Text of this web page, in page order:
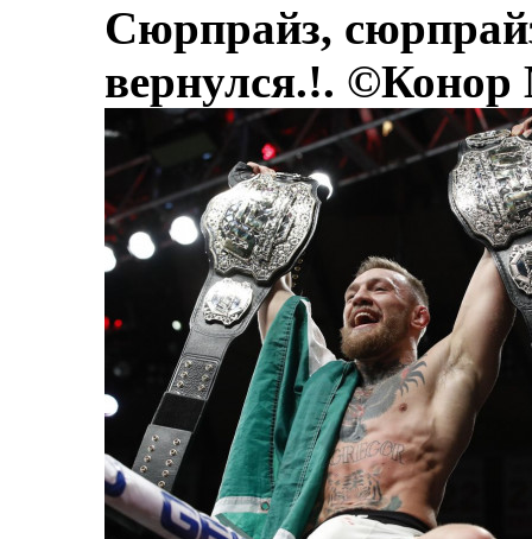
Сюрпрайз,
вернулся.!.